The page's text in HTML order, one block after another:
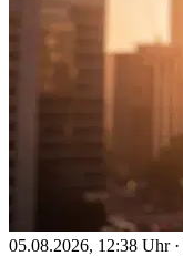
05.08.2026, 12:38 Uhr ·